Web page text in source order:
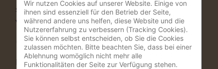
so Momente, die Eure Gäste garantiert nicht
vergessen werden.
Warum eine Freie Trauung?
Immer mehr Paare wünschen sich eine Hochzeit, die
Wir nutzen Cookies auf unserer Website. Einige von
ihnen sind essenziell für den Betrieb der Seite,
während andere uns helfen, diese Website und die
Nutzererfahrung zu verbessern (Tracking Cookies).
Sie können selbst entscheiden, ob Sie die Cookies
zulassen möchten. Bitte beachten Sie, dass bei einer
Ablehnung womöglich nicht mehr alle
Funktionalitäten der Seite zur Verfügung stehen.